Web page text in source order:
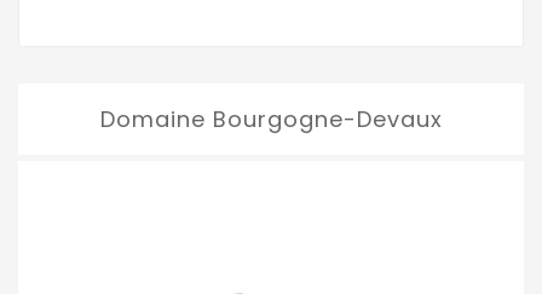
Domaine Bourgogne-Devaux